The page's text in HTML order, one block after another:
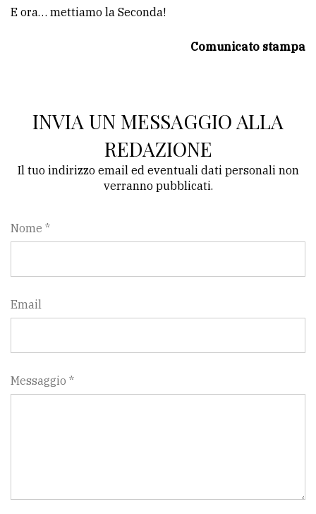
E ora… mettiamo la Seconda!
Comunicato stampa
INVIA UN MESSAGGIO ALLA
REDAZIONE
Il tuo indirizzo email ed eventuali dati personali non
verranno pubblicati.
Nome *
Email
Messaggio *